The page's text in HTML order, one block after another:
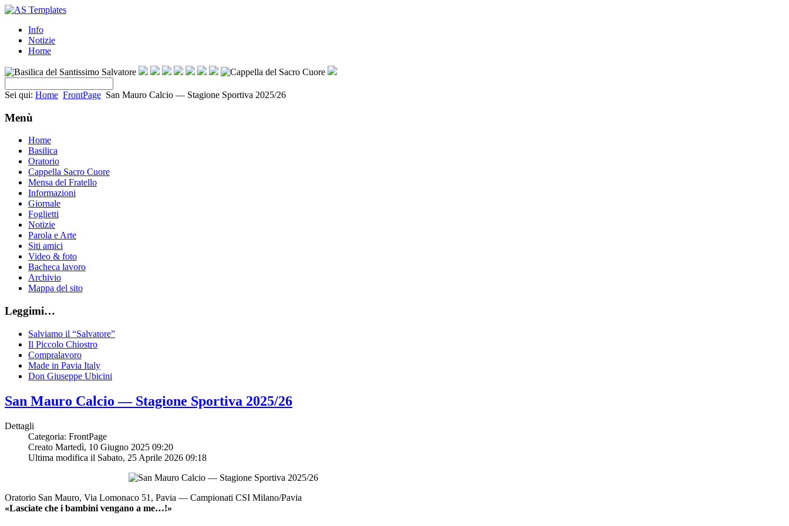
Info
Notizie
Home
Sei qui: Home FrontPage San Mauro Calcio — Stagione Sportiva 2025/26
Menù
Home
Basilica
Oratorio
Cappella Sacro Cuore
Mensa del Fratello
Informazioni
Giornale
Foglietti
Notizie
Parola e Arte
Siti amici
Video & foto
Bacheca lavoro
Archivio
Mappa del sito
Leggimi…
Salviamo il “Salvatore”
Il Piccolo Chiostro
Compralavoro
Made in Pavia Italy
Don Giuseppe Ubicini
San Mauro Calcio — Stagione Sportiva 2025/26
Dettagli
Categoria: FrontPage
Creato Martedì, 10 Giugno 2025 09:20
Ultima modifica il Sabato, 25 Aprile 2026 09:18
Oratorio San Mauro, Via Lomonaco 51, Pavia — Campionati CSI Milano/Pavia
«Lasciate che i bambini vengano a me…!»